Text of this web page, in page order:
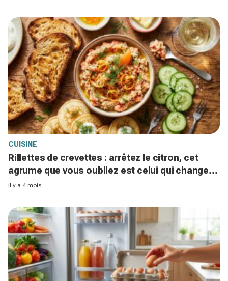
CUISINE
Rillettes de crevettes : arrêtez le citron, cet
agrume que vous oubliez est celui qui change
absolument tout
il y a 4 mois